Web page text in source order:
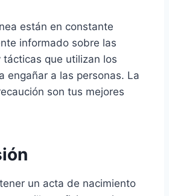
están en constante
informado sobre las
que utilizan los
engañar a las personas. La
son tus mejores
un acta de nacimiento